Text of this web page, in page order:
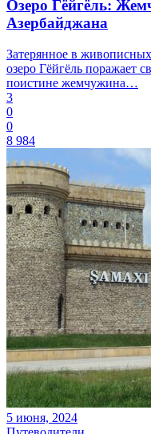
Озеро Гёйгёль:
Азербайджана
Затерянное в
озеро Гёйгёль поражает
поистине жемчужина…
3
0
0
8 984
5 июня, 2024